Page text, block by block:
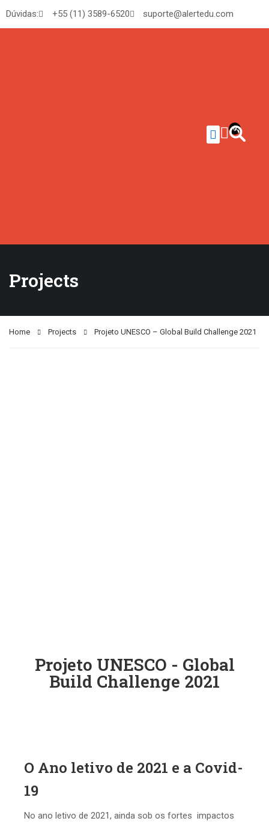
Dúvidas: +55 (11) 3589-6520 suporte@alertedu.com
0
Projects
Home Projects Projeto UNESCO – Global Build Challenge 2021
Projeto UNESCO - Global
Build Challenge 2021
O Ano letivo de 2021 e a Covid-
19
No ano letivo de 2021, ainda sob os fortes impactos